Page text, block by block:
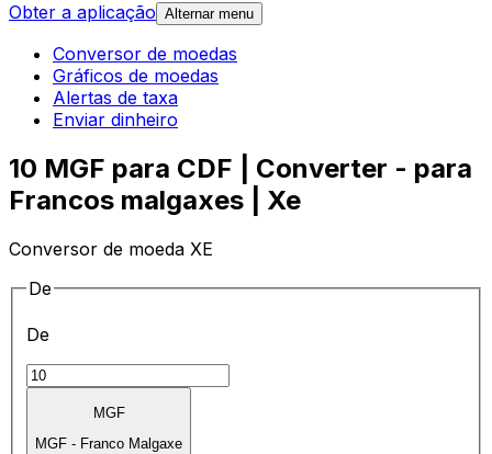
Obter a aplicação Alternar menu
Conversor de moedas
Gráficos de moedas
Alertas de taxa
Enviar dinheiro
10 MGF para CDF | Converter - para
Francos malgaxes | Xe
Conversor de moeda XE
De
De
MGF
MGF - Franco Malgaxe